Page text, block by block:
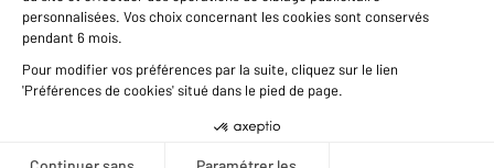
Nous contacter
Données personnelles